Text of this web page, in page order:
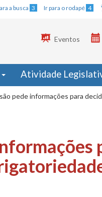
a busca 3 Ir para o rodapé 4
Eventos
Atividade
pede informações para